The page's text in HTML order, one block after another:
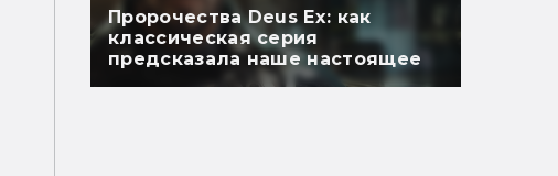
Пророчества Deus Ex: как
классическая серия
предсказала наше настоящее